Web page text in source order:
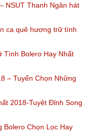
NSUT Thanh Ngân hát
ca quê hương trữ tình
Tình Bolero Hay Nhất
– Tuyển Chọn Những
2018-Tuyệt Đỉnh Song
Bolero Chọn Lọc Hay